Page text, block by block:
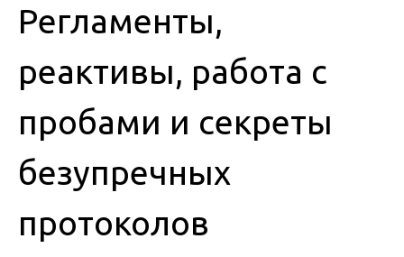
Регламенты,
реактивы, работа с
пробами и секреты
безупречных
протоколов